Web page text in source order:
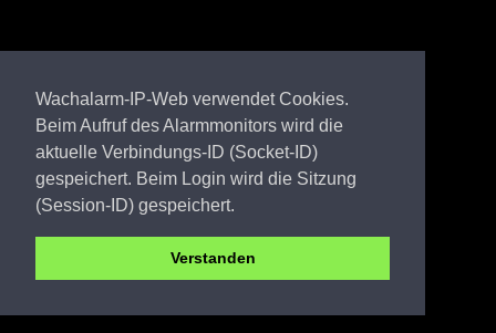
Wachalarm-IP-Web verwendet Cookies.
Beim Aufruf des Alarmmonitors wird die
aktuelle Verbindungs-ID (Socket-ID)
gespeichert. Beim Login wird die Sitzung
(Session-ID) gespeichert.
Verstanden
Uckermark